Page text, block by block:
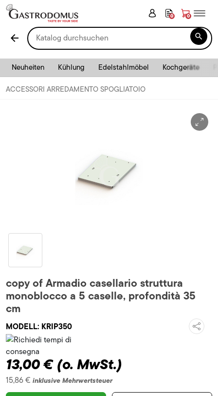
0 0
arrow_back 
Neuheiten Kühlung Edelstahlmöbel Kochgeräte
ACCESSORI ARREDAMENTO SPOGLIATOIO
copy of Armadio casellario struttura
monoblocco a 5 caselle, profondità 35
cm
MODELL: KRIP350
13,00 € (o. MwSt.)
15,86 € inklusive Mehrwertsteuer